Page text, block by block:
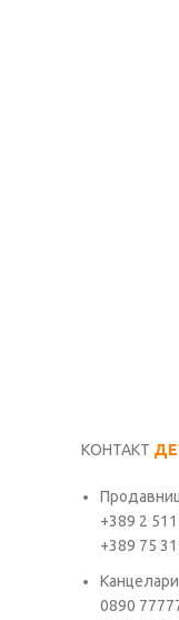
КОНТАКТ
+389 2
+389 75
0890